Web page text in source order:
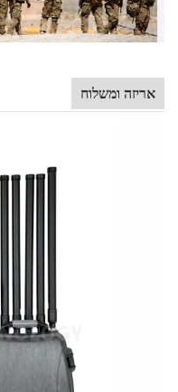
אריזה ומשלוח